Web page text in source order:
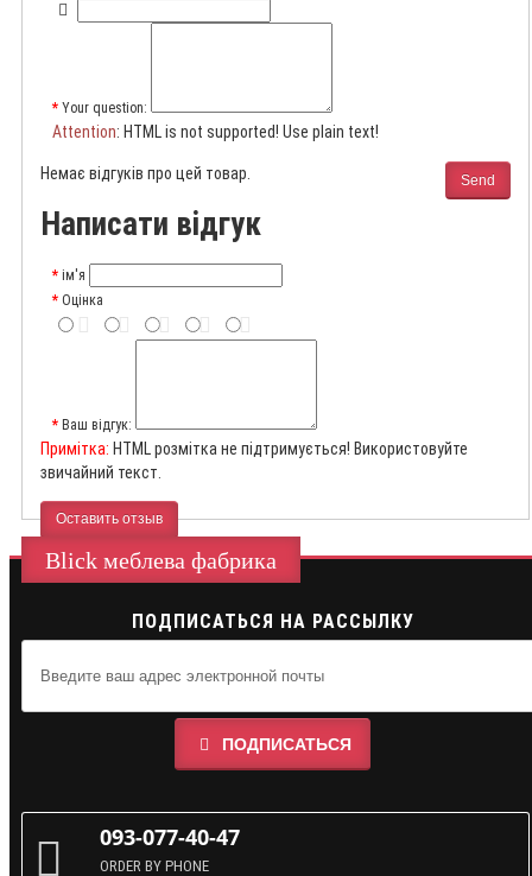
Your question:
Attention: HTML is not supported! Use plain text!
Send
Немає відгуків про цей товар.
Написати відгук
ім'я
Оцінка
Ваш відгук:
Примітка: HTML розмітка не підтримується! Використовуйте
звичайний текст.
Оставить отзыв
Blick меблева фабрика
ПОДПИСАТЬСЯ НА РАССЫЛКУ
ПОДПИСАТЬСЯ
093-077-40-47
ORDER BY PHONE